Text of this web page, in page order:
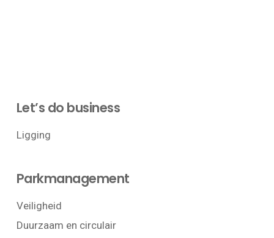
Let’s do business
Ligging
Parkmanagement
Veiligheid
Duurzaam en circulair